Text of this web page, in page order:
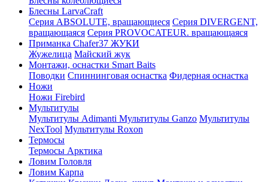
Блесны LarvaCraft
Серия ABSOLUTE, вращающиеся Серия DIVERGENT,
вращающаяся Серия PROVOCATEUR. вращающаяся
Приманка Chafer37 ЖУКИ
Жужелица Майский жук
Монтажи, оснастки Smart Baits
Поводки Спиннинговая оснастка Фидерная оснастка
Ножи
Ножи Firebird
Мультитулы
Мультитулы Adimanti Мультитулы Ganzo Мультитулы
NexTool Мультитулы Roxon
Термосы
Термосы Арктика
Ловим Головля
Ловим Карпа